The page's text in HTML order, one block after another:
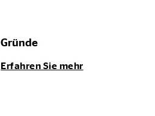
Gründe
Erfahren Sie mehr